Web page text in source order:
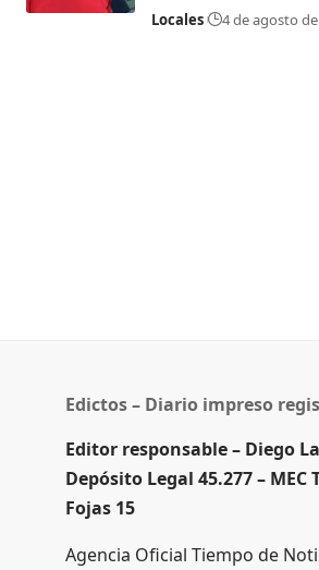
Locales 4 de agosto
Edictos – Diario impreso
Editor responsable – Diego
Depósito Legal 45.277 – MEC
Fojas 15
Agencia Oficial Tiempo de